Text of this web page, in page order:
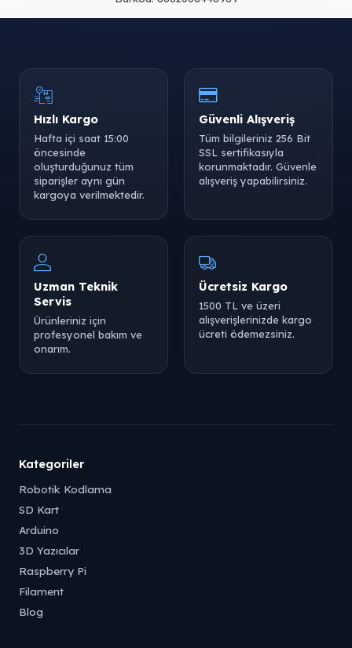
Hızlı Kargo
Hafta içi saat 15:00
öncesinde
oluşturduğunuz tüm
siparişler aynı gün
kargoya verilmektedir.
Güvenli Alışveriş
Tüm bilgileriniz 256 Bit
SSL sertifikasıyla
korunmaktadır. Güvenle
alışveriş yapabilirsiniz.
Uzman Teknik
Servis
Ürünleriniz için
profesyonel bakım ve
onarım.
Ücretsiz Kargo
1500 TL ve üzeri
alışverişlerinizde kargo
ücreti ödemezsiniz.
Kategoriler
Robotik Kodlama
SD Kart
Arduino
3D Yazıcılar
Raspberry Pi
Filament
Blog